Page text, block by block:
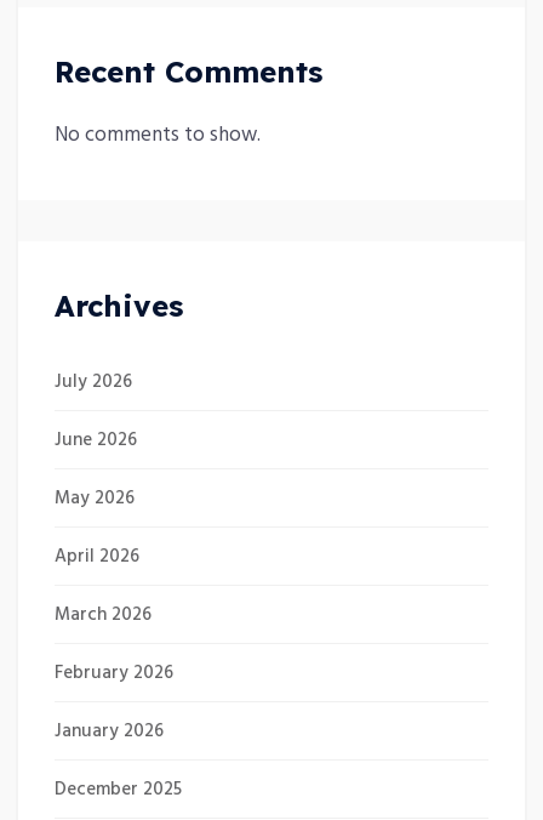
Recent Comments
No comments to show.
Archives
July 2026
June 2026
May 2026
April 2026
March 2026
February 2026
January 2026
December 2025